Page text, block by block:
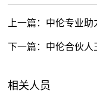
上一篇： 中伦专业助力浦东
下一篇： 中伦合伙人王
相关人员